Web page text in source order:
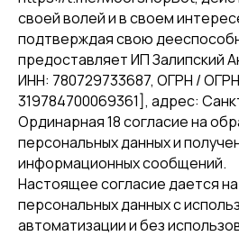
своей волей и в своем
подтверждая свою
предоставляет ИП Залипский
ИНН: 780729733687, ОГРН /
319784700069361], адрес:
Ординарная 18 согласие на
персональных данных и
информационных сообщений.
Настоящее согласие дается
персональных данных с
автоматизации и без